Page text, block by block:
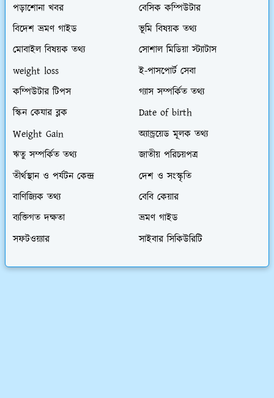
পড়াশোনা খবর
বেসিক কম্পিউটার
বিদেশ ভ্রমণ গাইড
ভূমি বিষয়ক তথ্য
মোবাইল বিষয়ক তথ্য
সোশাল মিডিয়া স্ট্যাটাস
weight loss
ই-পাসপোর্ট সেবা
কম্পিউটার টিপস
গ্যাস সম্পর্কিত তথ্য
স্কিন কেযার ব্লক
Date of birth
Weight Gain
অ্যান্ড্রয়েড মূলক তথ্য
ঋতু সম্পর্কিত তথ্য
জাতীয় পরিচয়পত্র
তীর্থস্থান ও পর্যটন কেন্দ্র
দেশ ও সংস্কৃতি
বাণিজ্যিক তথ্য
বেবি কেয়ার
ব্যক্তিগত দক্ষতা
ভ্রমণ গাইড
সফটওয়্যার
সাইবার সিকিউরিটি